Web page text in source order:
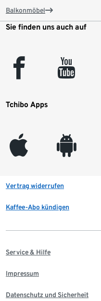
Balkonmöbel
Sie finden uns auch auf
facebook youtube
Tchibo Apps
appleinc android
Vertrag widerrufen
Kaffee-Abo kündigen
Service & Hilfe
Impressum
Datenschutz und Sicherheit